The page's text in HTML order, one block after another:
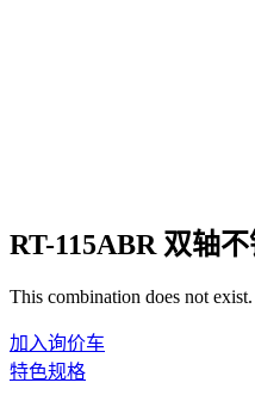
RT-115ABR 双轴
This combination does not exist.
加入询价车
特色规格